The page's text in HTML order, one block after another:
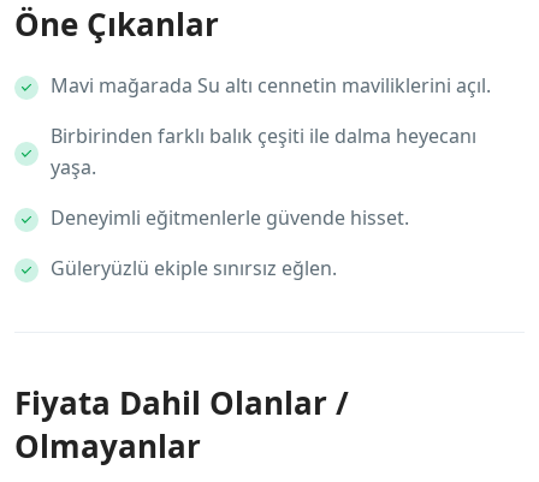
Öne Çıkanlar
Mavi mağarada Su altı cennetin maviliklerini açıl.
Birbirinden farklı balık çeşiti ile dalma heyecanı
yaşa.
Deneyimli eğitmenlerle güvende hisset.
Güleryüzlü ekiple sınırsız eğlen.
Fiyata Dahil Olanlar /
Olmayanlar